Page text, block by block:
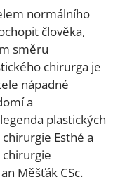
normálního
člověka,
směru
chirurga je
nápadné
a
plastických
Esthé a
Měšťák CSc.